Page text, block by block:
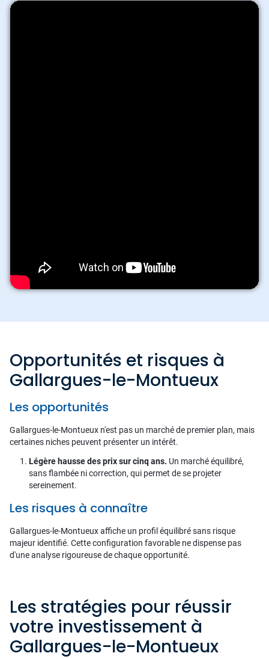
Opportunités et risques à
Gallargues-le-Montueux
Les opportunités
Gallargues-le-Montueux n'est pas un marché de premier plan, mais
certaines niches peuvent présenter un intérêt.
Légère hausse des prix sur cinq ans. Un marché équilibré,
sans flambée ni correction, qui permet de se projeter
sereinement.
Les risques à connaître
Gallargues-le-Montueux affiche un profil équilibré sans risque
majeur identifié. Cette configuration favorable ne dispense pas
d'une analyse rigoureuse de chaque opportunité.
Les stratégies pour réussir
votre investissement à
Gallargues-le-Montueux